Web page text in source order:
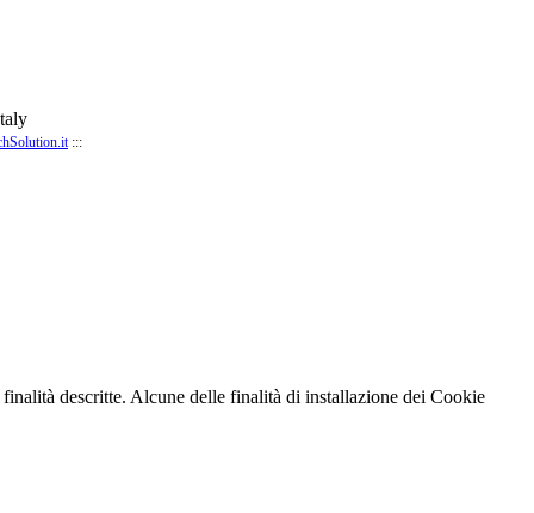
:::
descritte. Alcune delle finalità di installazione dei Cookie